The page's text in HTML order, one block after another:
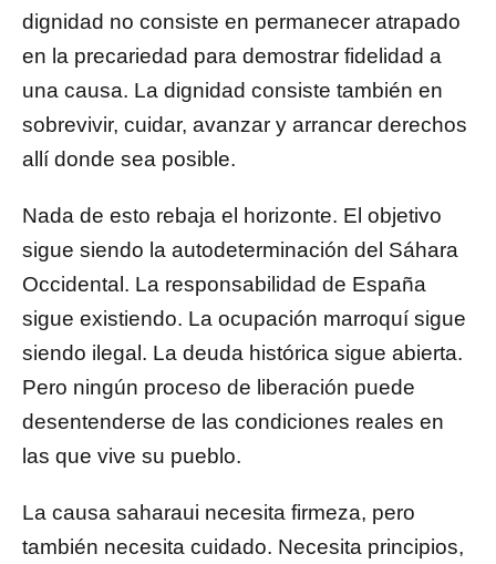
dignidad no consiste en permanecer atrapado
en la precariedad para demostrar fidelidad a
una causa. La dignidad consiste también en
sobrevivir, cuidar, avanzar y arrancar derechos
allí donde sea posible.
Nada de esto rebaja el horizonte. El objetivo
sigue siendo la autodeterminación del Sáhara
Occidental. La responsabilidad de España
sigue existiendo. La ocupación marroquí sigue
siendo ilegal. La deuda histórica sigue abierta.
Pero ningún proceso de liberación puede
desentenderse de las condiciones reales en
las que vive su pueblo.
La causa saharaui necesita firmeza, pero
también necesita cuidado. Necesita principios,